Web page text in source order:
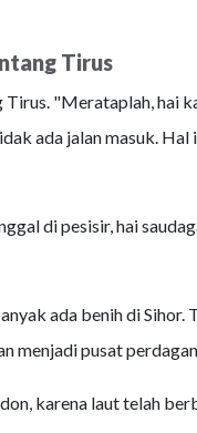
Tirus
Tirus. "Merataplah, hai
ada jalan masuk.
di pesisir, hai
ada benih di Sihor.
menjadi pusat
karena laut telah